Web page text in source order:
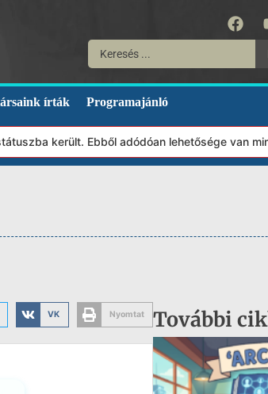
írták Programajánló
Ebből adódóan lehetősége van
VK Nyomtat További